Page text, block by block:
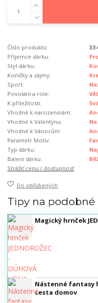
Číslo produktu:
Příjemce dárku:
Styl dárku:
Koníčky a zájmy:
Sport:
Povolání a role:
K příležitosti:
Vhodné k narozeninám:
Vhodné k Valentýnu:
Ne
Vhodné k Vánocům:
Parametr Motiv:
Typ dárku:
Balení dárku:
Strážiť cenu / dostupnosť
Do obľúbených
Tipy na podobné
Magický hrnček
Nástenné fantasy
cesta domov